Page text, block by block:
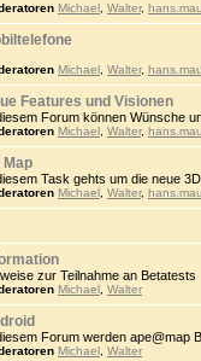
Michael Walter,
Michael Walter,
Features und Visionen
Forum können Wünsche
Michael Walter,
Map
Task gehts um die neue
Michael Walter,
zur Teilnahme an Betatests
Michael Walter
Forum werden ape@map
Michael Walter